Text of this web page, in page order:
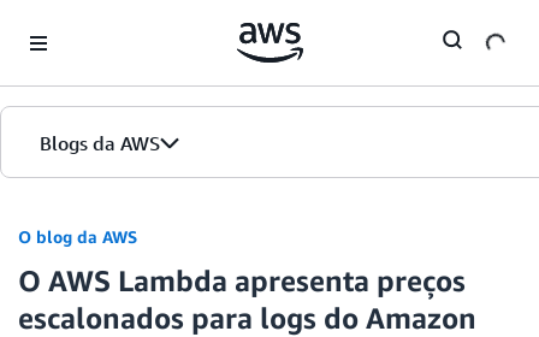
Blogs da AWS
Página inicial
Edições
O blog da AWS
O AWS Lambda apresenta preços
escalonados para logs do Amazon